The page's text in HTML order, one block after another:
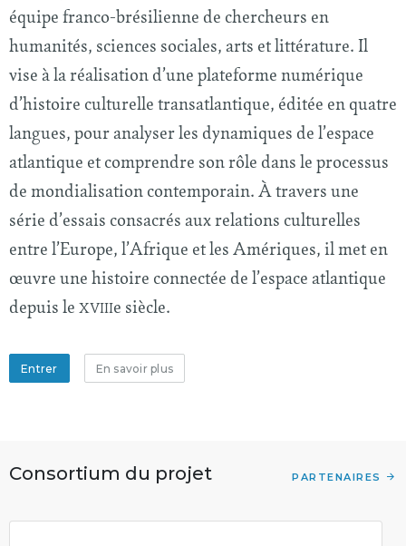
équipe franco-brésilienne de chercheurs en
humanités, sciences sociales, arts et littérature. Il
vise à la réalisation d’une plateforme numérique
d’histoire culturelle transatlantique, éditée en quatre
langues, pour analyser les dynamiques de l’espace
atlantique et comprendre son rôle dans le processus
de mondialisation contemporain. À travers une
série d’essais consacrés aux relations culturelles
entre l’Europe, l’Afrique et les Amériques, il met en
œuvre une histoire connectée de l’espace atlantique
depuis le XVIIIe siècle.
Entrer En savoir plus
Consortium du projet PARTENAIRES